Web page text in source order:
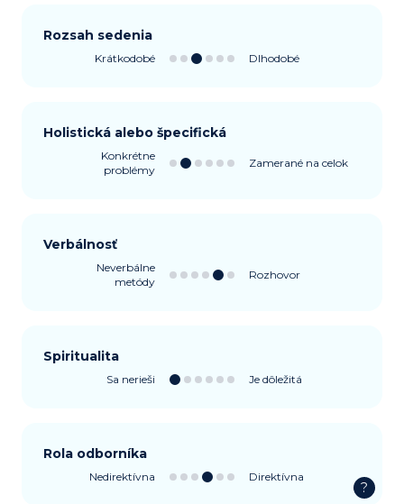
Rozsah sedenia
Krátkodobé Dlhodobé
Holistická alebo špecifická
Konkrétne
problémy
Zamerané na celok
Verbálnosť
Neverbálne
metódy
Rozhovor
Spiritualita
Sa nerieši Je dôležitá
Rola odborníka
Nedirektívna Direktívna
?